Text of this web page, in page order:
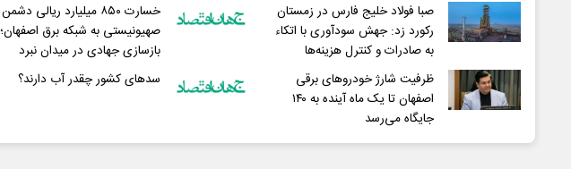
صبا فولاد خلیج فارس در زمستان
رکورد زد: جهش سودآوری با اتکاء
به صادرات و کنترل هزینه‌ها
خسارت ۸۵۰ میلیارد ریالی دشمن
صهیونیستی به شبکه برق اصفهان؛
بازسازی جهادی در میدان نبرد
ظرفیت شارژ خودروهای برقی
اصفهان تا یک ماه آینده به ۱۴۰
جایگاه می‌رسد
سدهای کشور چقدر آب دارند؟